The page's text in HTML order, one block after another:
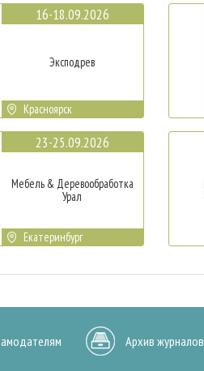
16-18.09.2026
Эксподрев
Красноярск
23-25.09.2026
Мебель & Деревообработка
Урал
Екатеринбург
Архив журналов